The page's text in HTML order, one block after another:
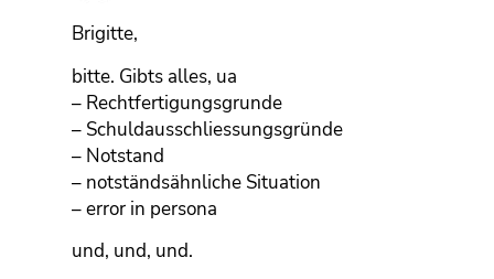
Brigitte,
bitte. Gibts alles, ua
– Rechtfertigungsgrunde
– Schuldausschliessungsgründe
– Notstand
– notständsähnliche Situation
– error in persona
und, und, und.